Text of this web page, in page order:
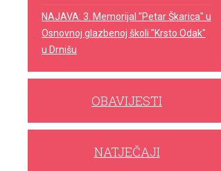
NAJAVA: 3. Memorijal "Petar Škarica" u
Osnovnoj glazbenoj školi "Krsto Odak"
u Drnišu
OBAVIJESTI
NATJEČAJI